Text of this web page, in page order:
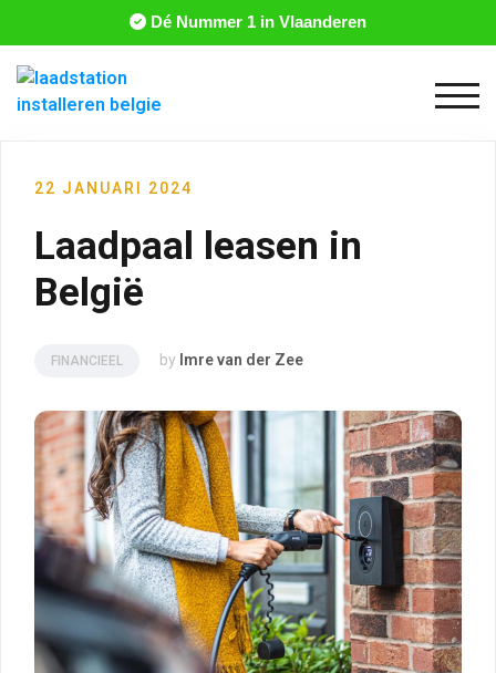
Dé Nummer 1 in Vlaanderen
22 JANUARI 2024
Laadpaal leasen in
België
FINANCIEEL by Imre van der Zee